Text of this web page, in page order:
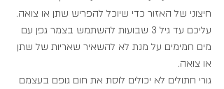
חיצוני של האזור כדי שיוכל להפריש שתן או צואה.
עליכם עד גיל 3 שבועות להשתמש בצמר גפן עם
מים חמימים על מנת לא להשאיר שאריות של שתן
או צואה.
גורי חתולים לא יכולים לוסת את חום גופם בעצמם